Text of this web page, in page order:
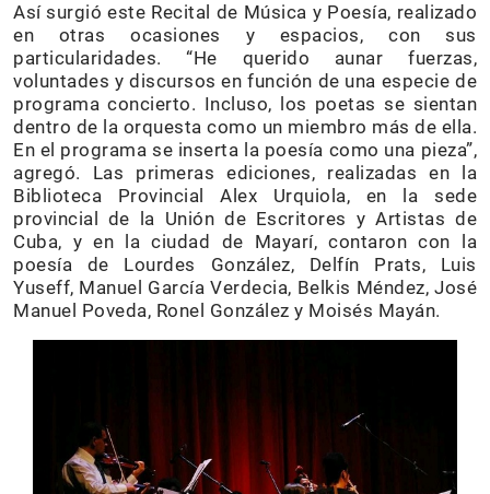
Así surgió este Recital de Música y Poesía, realizado
en otras ocasiones y espacios, con sus
particularidades. “He querido aunar fuerzas,
voluntades y discursos en función de una especie de
programa concierto. Incluso, los poetas se sientan
dentro de la orquesta como un miembro más de ella.
En el programa se inserta la poesía como una pieza”,
agregó. Las primeras ediciones, realizadas en la
Biblioteca Provincial Alex Urquiola, en la sede
provincial de la Unión de Escritores y Artistas de
Cuba, y en la ciudad de Mayarí, contaron con la
poesía de Lourdes González, Delfín Prats, Luis
Yuseff, Manuel García Verdecia, Belkis Méndez, José
Manuel Poveda, Ronel González y Moisés Mayán.